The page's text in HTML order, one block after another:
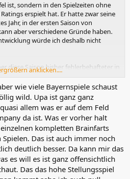
ist, sondern in den Spielzeiten ohne
erspielt hat. Er hatte zwar seine
Jahr, in der ersten Saison von
aber verschiedene Gründe haben.
würde ich deshalb nicht
diese Saison bisher fehlerbehafteter in
das enorm hohe Stellungsspiel,
Können nicht so richtig entgegen
einen zweiten über
fußballerischen Attributen holen
ist ein Name der öfters gefallen ist,
sein Können ansonsten nicht den
anklicken....
wie viele Bayernspiele schaust
wild. Upa ist ganz ganz
allem was er auf dem Feld
da ist. Was er vorher halt
kompletten Brainfarts
Das ist auch immer noch
deutlich besser. Da kann mir das
es will es ist ganz offensichtlich
Das das hohe Stellungsspiel